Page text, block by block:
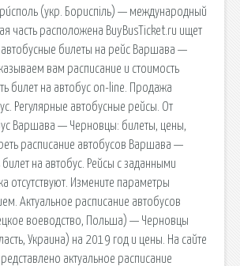
(укр. Бориспіль) — международный
часть расположена BuyBusTicket.ru ищет
билеты на рейс Варшава —
вам расписание и стоимость
билет на автобус on-line. Продажа
Регулярные автобусные рейсы. От
Варшава — Черновцы: билеты, цены,
расписание автобусов Варшава —
на автобус. Рейсы с заданными
отсутствуют. Измените параметры
Актуальное расписание автобусов
воеводство, Польша) — Черновцы
Украина) на 2019 год и цены. На сайте
актуальное расписание